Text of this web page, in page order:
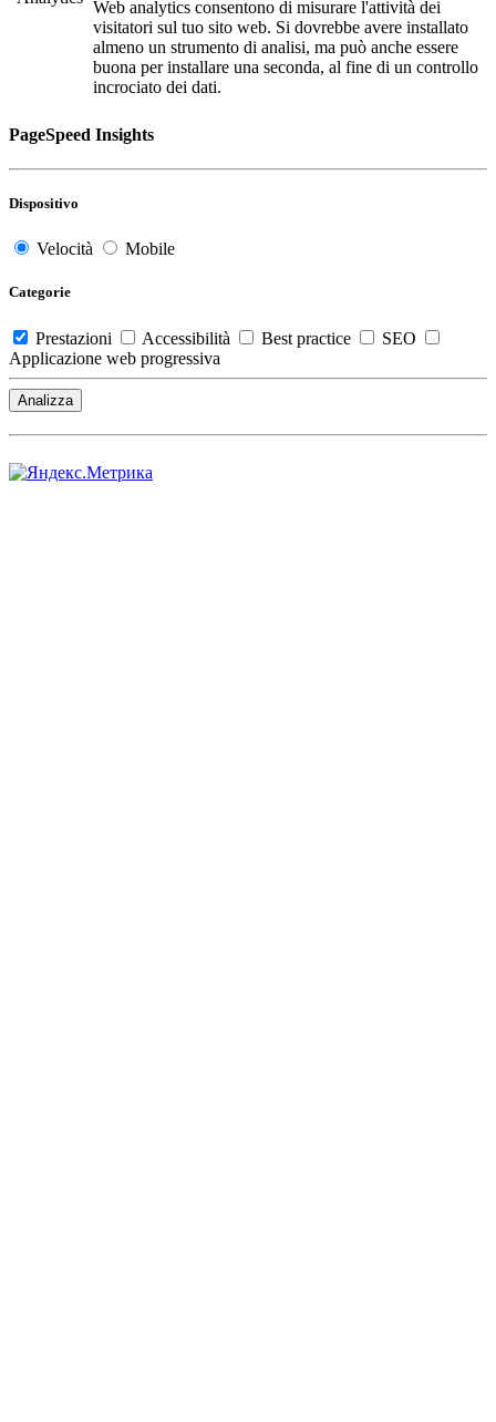
Web analytics consentono di misurare l'attività dei
visitatori sul tuo sito web. Si dovrebbe avere installato
almeno un strumento di analisi, ma può anche essere
buona per installare una seconda, al fine di un controllo
incrociato dei dati.
PageSpeed Insights
Dispositivo
Velocità Mobile
Categorie
Prestazioni Accessibilità Best practice
SEO
Applicazione web progressiva
Analizza